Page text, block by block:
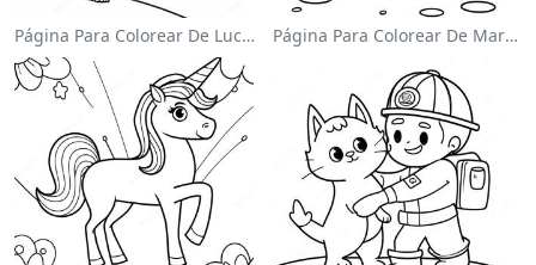
Página Para Colorear De Luchador De Wwe Saltando Sobre Oponente Página Para Colorear De Mario Saltando Sobre Goombas